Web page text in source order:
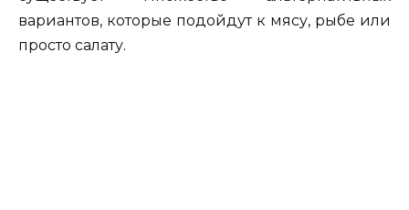
вариантов, которые подойдут к мясу, рыбе или
просто салату.